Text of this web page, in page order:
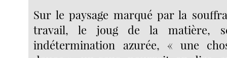
Sur le paysage marqué par la
travail, le joug de la matière,
indétermination azurée, « une